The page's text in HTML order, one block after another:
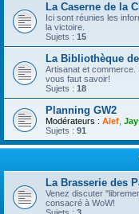
La Caserne de la
Ici sont réunies les
la victoire.
Sujets : 15
La Bibliothèque
Artisanat et commerce.
vous faut savoir!
Sujets : 18
Planning GW2
Modérateurs : Alef
Sujets : 91
La Brasserie des
Venez discuter
consacré à WoW!